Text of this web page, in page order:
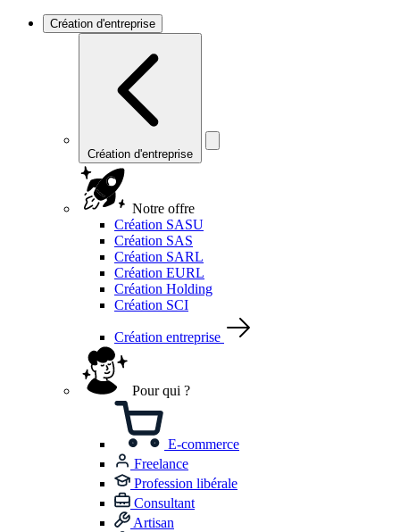
Création d'entreprise
Création d'entreprise
Notre offre
Création SASU
Création SAS
Création SARL
Création EURL
Création Holding
Création SCI
Création entreprise
Pour qui ?
E-commerce
Freelance
Profession libérale
Consultant
Artisan